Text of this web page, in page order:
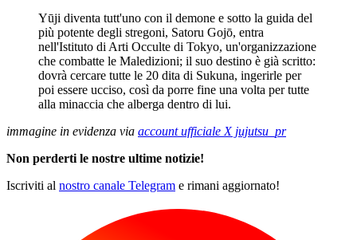
Yūji diventa tutt'uno con il demone e sotto la guida del
più potente degli stregoni, Satoru Gojō, entra
nell'Istituto di Arti Occulte di Tokyo, un'organizzazione
che combatte le Maledizioni; il suo destino è già scritto:
dovrà cercare tutte le 20 dita di Sukuna, ingerirle per
poi essere ucciso, così da porre fine una volta per tutte
alla minaccia che alberga dentro di lui.
immagine in evidenza via account ufficiale X jujutsu_pr
Non perderti le nostre ultime notizie!
Iscriviti al nostro canale Telegram e rimani aggiornato!